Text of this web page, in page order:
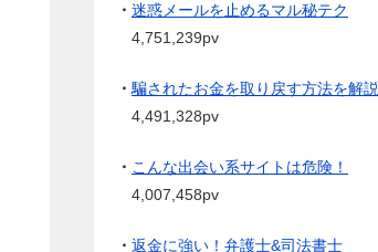
・ 迷惑メールを止めるマル秘テク
4,751,239pv
・ 騙されたお金を取り戻す方法を解説
4,491,328pv
・ こんな出会い系サイトは危険！
4,007,458pv
・ 返金に強い！弁護士&司法書士